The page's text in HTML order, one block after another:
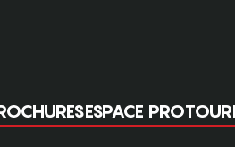
ESPACE PRO